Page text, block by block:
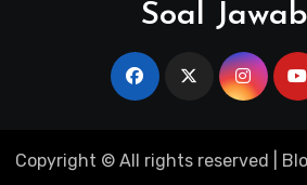
Soal
Copyright © All rights reserved